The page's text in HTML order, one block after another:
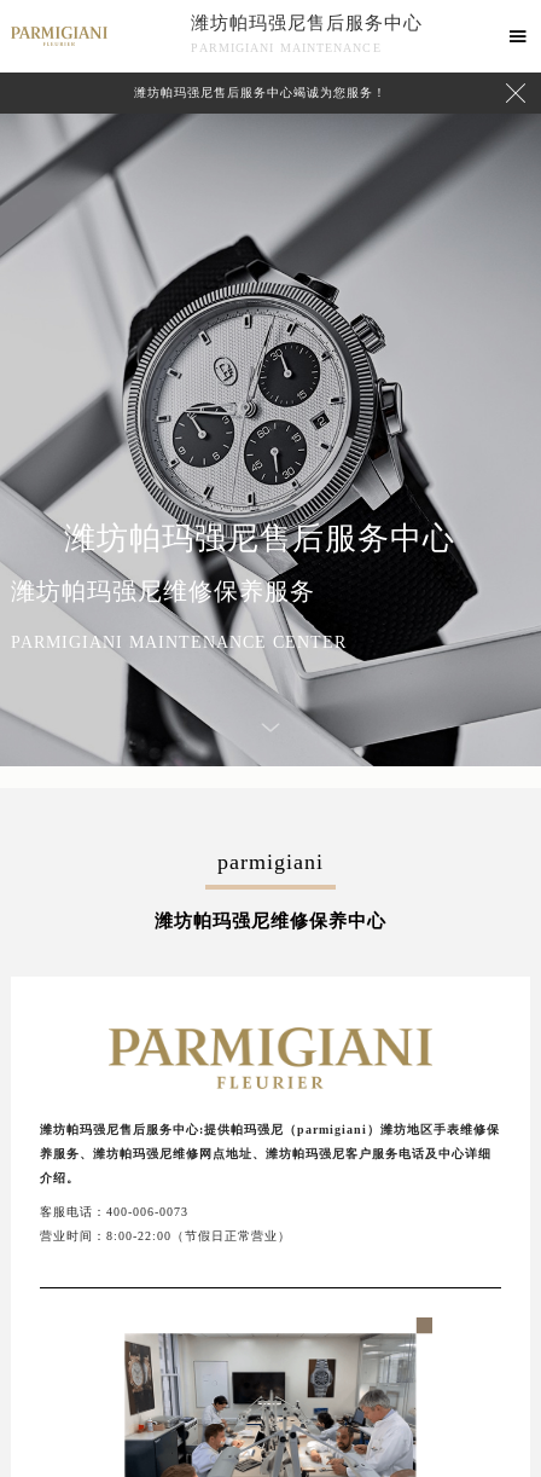
潍坊帕玛强尼售后服务中心
PARMIGIANI MAINTENANCE

潍坊帕玛强尼售后服务中心竭诚为您服务！ 
潍坊帕玛强尼售后服务中心
潍坊帕玛强尼维修保养服务
PARMIGIANI MAINTENANCE CENTER
联系我们
parmigiani
潍坊帕玛强尼维修保养中心
潍坊帕玛强尼售后服务中心:提供帕玛强尼（parmigiani）潍坊地区手表维修保
养服务、潍坊帕玛强尼维修网点地址、潍坊帕玛强尼客户服务电话及中心详细
介绍。
客服电话：400-006-0073
营业时间：8:00-22:00（节假日正常营业）